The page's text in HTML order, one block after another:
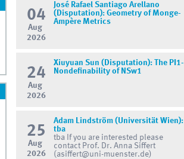
04
Aug
2026
José Rafael Santiago Arellano
(Disputation): Geometry of Monge-
Ampère Metrics
24
Aug
2026
Xiuyuan Sun (Disputation): The PI1-
Nondefinability of NSw1
25
Aug
2026
Adam Lindström (Universität Wien):
tba
tba If you are interested please
contact Prof. Dr. Anna Siffert
(asiffert@uni-muenster.de)